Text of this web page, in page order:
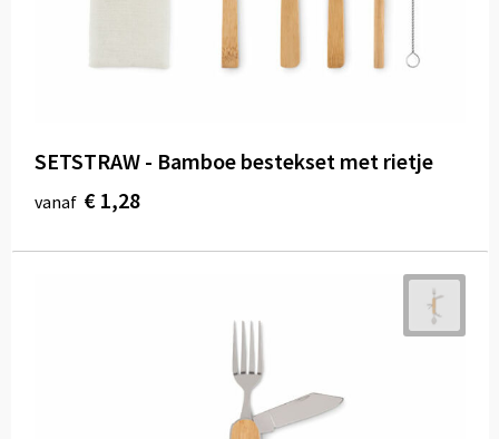
SETSTRAW - Bamboe bestekset met rietje
vanaf € 1,28